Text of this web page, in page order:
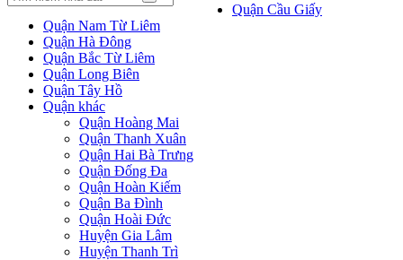
Quận Cầu Giấy
Quận Nam Từ Liêm
Quận Hà Đông
Quận Bắc Từ Liêm
Quận Long Biên
Quận Tây Hồ
Quận khác
Quận Hoàng Mai
Quận Thanh Xuân
Quận Hai Bà Trưng
Quận Đống Đa
Quận Hoàn Kiếm
Quận Ba Đình
Quận Hoài Đức
Huyện Gia Lâm
Huyện Thanh Trì